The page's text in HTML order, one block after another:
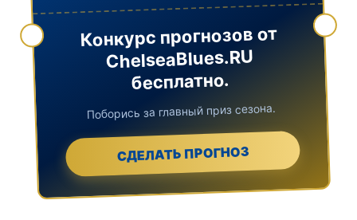
Конкурс прогнозов от
ChelseaBlues.RU
бесплатно.
Поборись за главный приз сезона.
СДЕЛАТЬ ПРОГНОЗ